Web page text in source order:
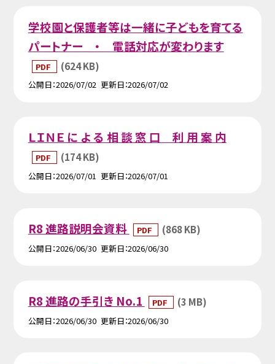
学校園と保護者等は一緒に子どもを育てる
パートナー ・ 電話対応が変わります
PDF (624 KB)
公開日 2026/07/02 更新日 2026/07/02
ＬＩＮＥ に よ る 相 談 窓 口 利 用 案 内
PDF (174 KB)
公開日 2026/07/01 更新日 2026/07/01
R8 進路説明会資料 PDF (868 KB)
公開日 2026/06/30 更新日 2026/06/30
R8 進路の手引き No.1 PDF (3 MB)
公開日 2026/06/30 更新日 2026/06/30